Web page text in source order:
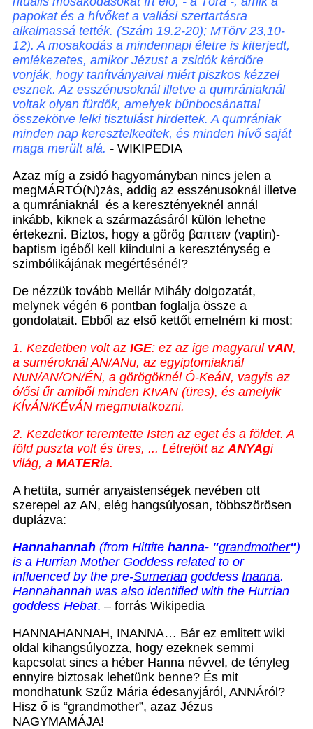
papokat és a hívőket a vallási szertartásra
alkalmassá tették. (Szám 19.2-20); MTörv 23,10-
12). A mosakodás a mindennapi életre is kiterjedt,
emlékezetes, amikor Jézust a zsidók kérdőre
vonják, hogy tanítványaival miért piszkos kézzel
esznek. Az esszénusoknál illetve a qumrániaknál
voltak olyan fürdők, amelyek bűnbocsánattal
összekötve lelki tisztulást hirdettek. A qumrániak
minden nap keresztelkedtek, és minden hívő saját
maga merült alá. - WIKIPEDIA
Azaz míg a zsidó hagyományban nincs jelen a
megMÁRTÓ(N)zás, addig az esszénusoknál illetve
a qumrániaknál és a keresztényeknél annál
inkább, kiknek a származásáról külön lehetne
értekezni. Biztos, hogy a görög βαπτειν (vaptin)-
baptism igéből kell kiindulni a kereszténység e
szimbólikájának megértésénél?
De nézzük tovább Mellár Mihály dolgozatát,
melynek végén 6 pontban foglalja össze a
gondolatait. Ebből az első kettőt emelném ki most:
1. Kezdetben volt az IGE: ez az ige magyarul vAN,
a suméroknál AN/ANu, az egyiptomiaknál
NuN/AN/ON/ÉN, a görögöknél Ó-KeáN, vagyis az
ó/ősi űr amiből minden KIvAN (üres), és amelyik
KÍvÁN/KÉvÁN megmutatkozni.
2. Kezdetkor teremtette Isten az eget és a földet. A
föld puszta volt és üres, ... Létrejött azANYAgi
világ, a MATERia.
A hettita, sumér anyaistenségek nevében ott
szerepel az AN, elég hangsúlyosan, többszörösen
duplázva:
Hannahannah (from Hittite hanna- "grandmother")
is a Hurrian Mother Goddess related to or
influenced by the pre-Sumerian goddess Inanna.
Hannahannah was also identified with the Hurrian
goddess Hebat. – forrás Wikipedia
HANNAHANNAH, INANNA… Bár ez emlitett wiki
oldal kihangsúlyozza, hogy ezeknek semmi
kapcsolat sincs a héber Hanna névvel, de tényleg
ennyire biztosak lehetünk benne? És mit
mondhatunk Szűz Mária édesanyjáról, ANNÁról?
Hisz ő is “grandmother”, azaz Jézus
NAGYMAMÁJA!